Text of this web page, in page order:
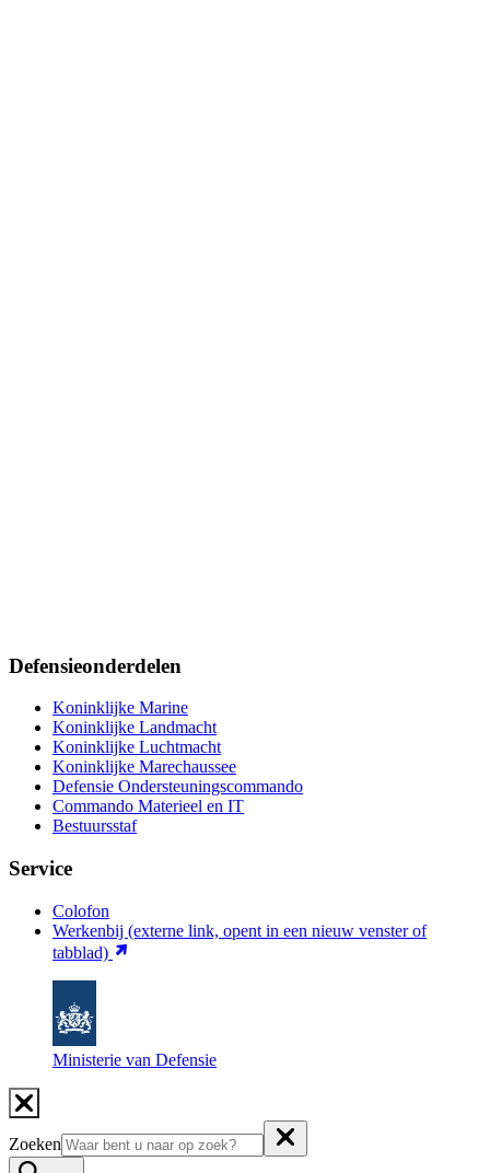
Defensieonderdelen
Koninklijke Marine
Koninklijke Landmacht
Koninklijke Luchtmacht
Koninklijke Marechaussee
Defensie Ondersteuningscommando
Commando Materieel en IT
Bestuursstaf
Service
Colofon
Werkenbij (externe link, opent in een nieuw venster of
tabblad)
Ministerie van Defensie
Zoeken